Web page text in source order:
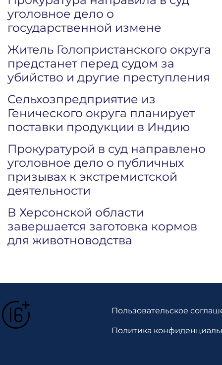
уголовное дело о
государственной измене
Житель Голопристанского округа
предстанет перед судом за
убийство и другие преступления
Сельхозпредприятие из
Генического округа планирует
поставки продукции в Индию
Прокуратурой в суд направлено
уголовное дело о публичных
призывах к экстремистской
деятельности
В Херсонской области
завершается заготовка кормов
для животноводства
Пользовательское
Политика